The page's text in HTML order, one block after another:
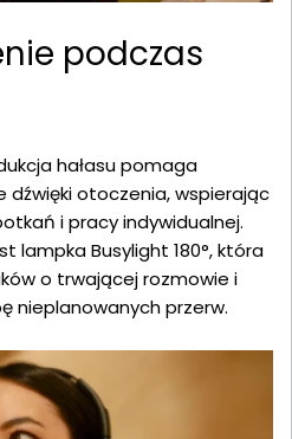
podczas
hałasu pomaga
dźwięki otoczenia, wspierając
i pracy indywidualnej.
lampka Busylight 180°, która
o trwającej rozmowie i
nieplanowanych przerw.